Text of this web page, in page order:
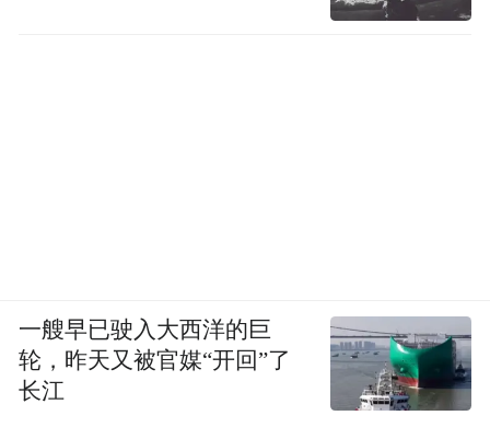
一艘早已驶入大西洋的巨
轮，昨天又被官媒“开回”了
长江